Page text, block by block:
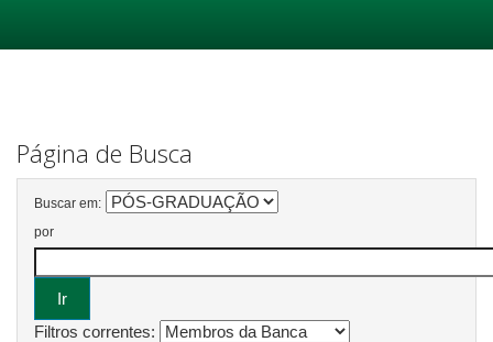
Página de Busca
Buscar em:
por
Filtros correntes: